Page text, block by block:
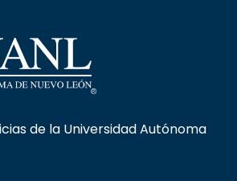
de la Universidad Autónoma